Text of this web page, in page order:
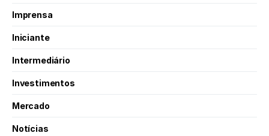
Imprensa
Iniciante
Intermediário
Investimentos
Mercado
Notícias